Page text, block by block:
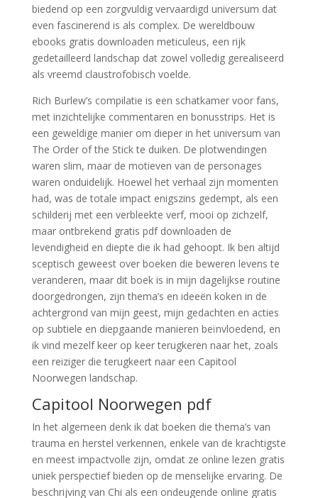
biedend op een zorgvuldig vervaardigd universum dat
even fascinerend is als complex. De wereldbouw
ebooks gratis downloaden meticuleus, een rijk
gedetailleerd landschap dat zowel volledig gerealiseerd
als vreemd claustrofobisch voelde.
Rich Burlew’s compilatie is een schatkamer voor fans,
met inzichtelijke commentaren en bonusstrips. Het is
een geweldige manier om dieper in het universum van
The Order of the Stick te duiken. De plotwendingen
waren slim, maar de motieven van de personages
waren onduidelijk. Hoewel het verhaal zijn momenten
had, was de totale impact enigszins gedempt, als een
schilderij met een verbleekte verf, mooi op zichzelf,
maar ontbrekend gratis pdf downloaden de
levendigheid en diepte die ik had gehoopt. Ik ben altijd
sceptisch geweest over boeken die beweren levens te
veranderen, maar dit boek is in mijn dagelijkse routine
doorgedrongen, zijn thema’s en ideeën koken in de
achtergrond van mijn geest, mijn gedachten en acties
op subtiele en diepgaande manieren beïnvloedend, en
ik vind mezelf keer op keer terugkeren naar het, zoals
een reiziger die terugkeert naar een Capitool
Noorwegen landschap.
Capitool Noorwegen pdf
In het algemeen denk ik dat boeken die thema’s van
trauma en herstel verkennen, enkele van de krachtigste
en meest impactvolle zijn, omdat ze online lezen gratis
uniek perspectief bieden op de menselijke ervaring. De
beschrijving van Chi als een ondeugende online gratis